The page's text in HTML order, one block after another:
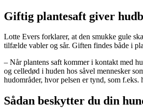
Giftig plantesaft giver
Lotte Evers forklarer, at den smukke gule
tilfælde vabler og sår. Giften findes både i
– Når plantens saft kommer i kontakt med
og celledød i huden hos såvel mennesker
hudområder, hvor pelsen er tynd, som
Sådan beskytter du din